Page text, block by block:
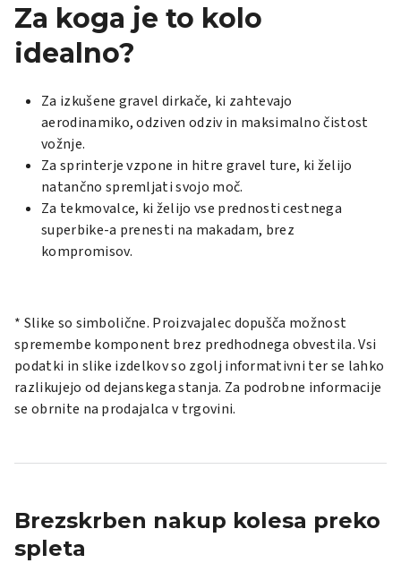
Za koga je to kolo
idealno?
Za izkušene gravel dirkače, ki zahtevajo
aerodinamiko, odziven odziv in maksimalno čistost
vožnje.
Za sprinterje vzpone in hitre gravel ture, ki želijo
natančno spremljati svojo moč.
Za tekmovalce, ki želijo vse prednosti cestnega
superbike-a prenesti na makadam, brez
kompromisov.
* Slike so simbolične. Proizvajalec dopušča možnost
spremembe komponent brez predhodnega obvestila. Vsi
podatki in slike izdelkov so zgolj informativni ter se lahko
razlikujejo od dejanskega stanja. Za podrobne informacije
se obrnite na prodajalca v trgovini.
Brezskrben nakup kolesa preko
spleta